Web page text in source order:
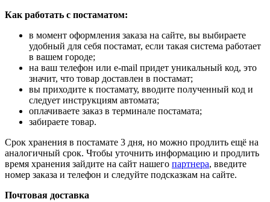
Как работать с постаматом:
в момент оформления заказа на сайте, вы выбираете
удобный для себя постамат, если такая система работает
в вашем городе;
на ваш телефон или e-mail придет уникальный код, это
значит, что товар доставлен в постамат;
вы приходите к постамату, вводите полученный код и
следует инструкциям автомата;
оплачиваете заказ в терминале постамата;
забираете товар.
Срок хранения в постамате 3 дня, но можно продлить ещё на
аналогичный срок. Чтобы уточнить информацию и продлить
время хранения зайдите на сайт нашего партнера, введите
номер заказа и телефон и следуйте подсказкам на сайте.
Почтовая доставка